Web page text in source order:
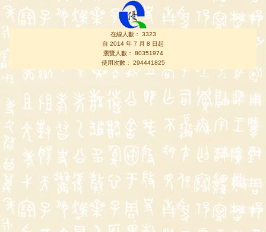
在線人數： 3323
自 2014 年 7 月 8 日起
瀏覽人數： 80351974
使用次數： 294441825